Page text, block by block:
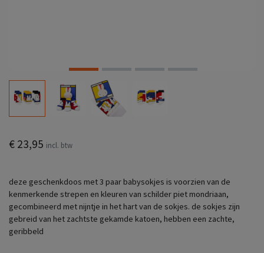
€ 23,95 incl. btw
deze geschenkdoos met 3 paar babysokjes is voorzien van de
kenmerkende strepen en kleuren van schilder piet mondriaan,
gecombineerd met nijntje in het hart van de sokjes. de sokjes zijn
gebreid van het zachtste gekamde katoen, hebben een zachte,
geribbeld